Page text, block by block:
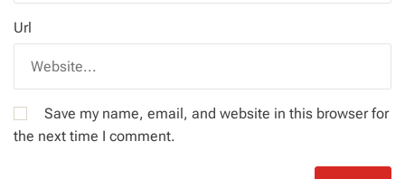
Url
Save my name, email, and website in this browser for
the next time I comment.